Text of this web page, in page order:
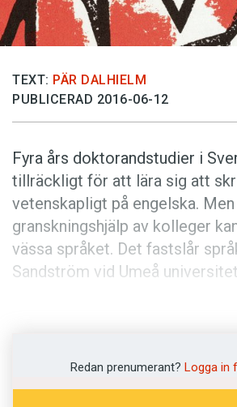
Podden
Anmäl till språkpolisen
Föreslå nyord
Läs Språktidningen digitalt
Press
TEXT: PÄR DALHIELM
PUBLICERAD 2016-06-12
Fyra års doktorandstudier i
tillräckligt för att lära sig att
vetenskapligt på engelska.
granskningshjälp av kolleger
vässa språket. Det fastslår
Sandström vid Umeå
diskutera texterna i grupp är
steg. Karyn Sandström har
Redan prenumerant? Logga in